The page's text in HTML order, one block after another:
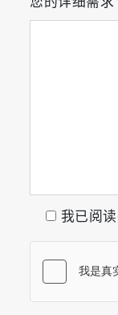
您的详细需求
我已阅